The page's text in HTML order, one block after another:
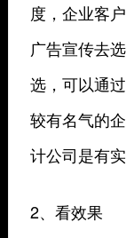
度，企业客
广告宣传去
选，可以通
较有名气的
计公司是有实
2、看效果